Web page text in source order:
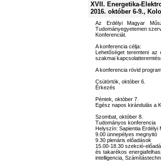
XVII. Energetika-
2016. október 6-9.,
Az Erdélyi Magyar
Tudományegyetemen
Konferenciát.
A konferencia célja:
Lehetőséget teremteni az
szakmai
A konferencia rövid
Csütörtök, október 6.
Érkezés
Péntek, október 7.
Egész napos kirándulás a
Szombat, október 8.
Tudományos konferencia
Helyszín: Sapientia Erdélyi
9.00 ünnepélyes megnyitó
9.30 plenáris előadások
15.00-18.30 szekció-
és takarékos
intelligencia,